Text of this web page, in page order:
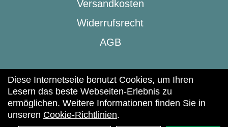
Versandkosten
Widerrufsrecht
AGB
(c) 2025 | beic & Lifestyle
Diese Internetseite benutzt Cookies, um Ihren
Lesern das beste Webseiten-Erlebnis zu
ermöglichen. Weitere Informationen finden Sie in
unseren Cookie-Richtlinien.